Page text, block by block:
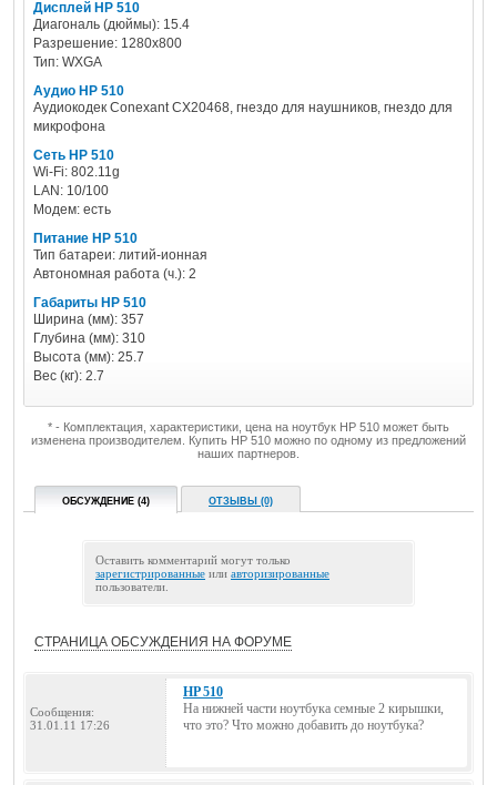
Дисплей HP 510
Диагональ (дюймы): 15.4
Разрешение: 1280x800
Тип: WXGA
Аудио HP 510
Аудиокодек Conexant CX20468, гнездо для наушников, гнездо для
микрофона
Сеть HP 510
Wi-Fi: 802.11g
LAN: 10/100
Модем: есть
Питание HP 510
Тип батареи: литий-ионная
Автономная работа (ч.): 2
Габариты HP 510
Ширина (мм): 357
Глубина (мм): 310
Высота (мм): 25.7
Вес (кг): 2.7
* - Комплектация, характеристики, цена на ноутбук HP 510 может быть
изменена производителем. Купить HP 510 можно по одному из предложений
наших партнеров.
ОБСУЖДЕНИЕ (4) ОТЗЫВЫ (0)
Оставить комментарий могут только
зарегистрированные или авторизированные
пользователи.
СТРАНИЦА ОБСУЖДЕНИЯ НА ФОРУМЕ
Сообщения:
31.01.11 17:26
HP 510
На нижней части ноутбука семные 2 кирышки,
что это? Что можно добавить до ноутбука?